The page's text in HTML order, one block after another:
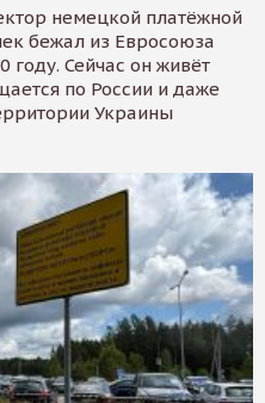
немецкой платёжной
бежал из Евросоюза
году. Сейчас он живёт
по России и даже
Украины